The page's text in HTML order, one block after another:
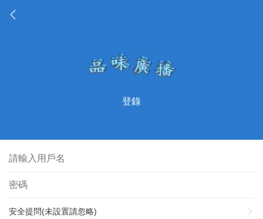
登錄
安全提問(未設置請忽略)